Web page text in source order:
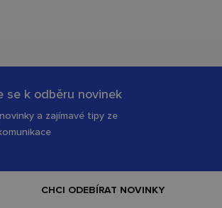
se k odběru novinek
a zajímavé tipy ze
CHCI ODEBÍRAT NOVINKY